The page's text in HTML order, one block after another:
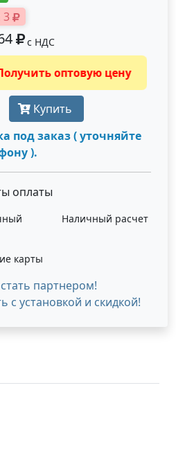
3
с НДС
оптовую цену
Купить
под заказ ( уточняйте
).
оплаты
Наличный расчет
карты
партнером!
с установкой и скидкой!